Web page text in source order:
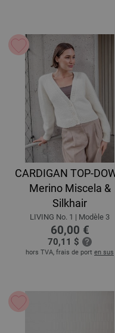
CARDIGAN TOP-
Merino Miscela &
Silkhair
LIVING No. 1 | Modèle 3
60,00 €
70,11 $
hors TVA, frais de port en sus